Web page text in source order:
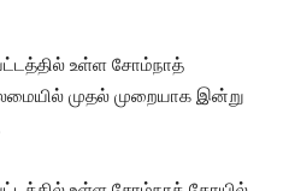
உள்ள சோம்நாத்
முதல் முறையாக இன்று